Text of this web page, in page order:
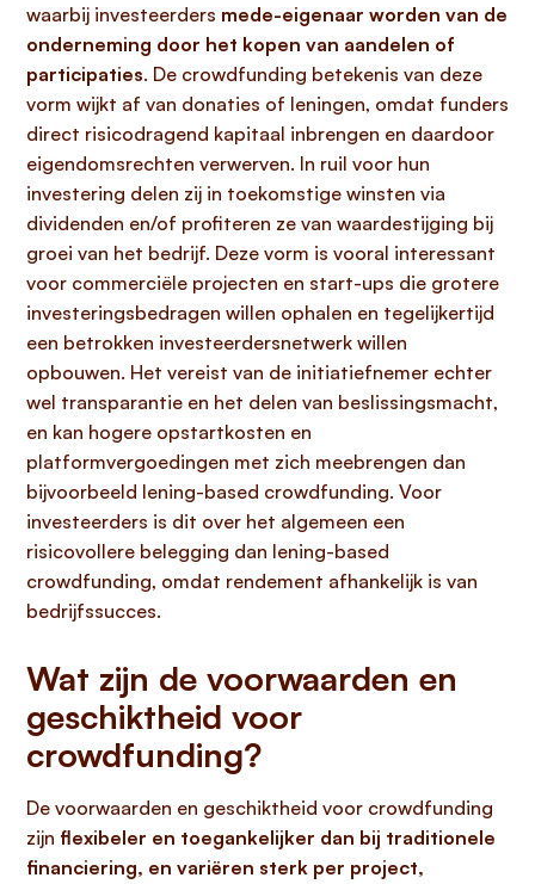
waarbij investeerders mede-eigenaar worden van de
onderneming door het kopen van aandelen of
participaties. De crowdfunding betekenis van deze
vorm wijkt af van donaties of leningen, omdat funders
direct risicodragend kapitaal inbrengen en daardoor
eigendomsrechten verwerven. In ruil voor hun
investering delen zij in toekomstige winsten via
dividenden en/of profiteren ze van waardestijging bij
groei van het bedrijf. Deze vorm is vooral interessant
voor commerciële projecten en start-ups die grotere
investeringsbedragen willen ophalen en tegelijkertijd
een betrokken investeerdersnetwerk willen
opbouwen. Het vereist van de initiatiefnemer echter
wel transparantie en het delen van beslissingsmacht,
en kan hogere opstartkosten en
platformvergoedingen met zich meebrengen dan
bijvoorbeeld lening-based crowdfunding. Voor
investeerders is dit over het algemeen een
risicovollere belegging dan lening-based
crowdfunding, omdat rendement afhankelijk is van
bedrijfssucces.
Wat zijn de voorwaarden en
geschiktheid voor
crowdfunding?
De voorwaarden en geschiktheid voor crowdfunding
zijn flexibeler en toegankelijker dan bij traditionele
financiering, en variëren sterk per project,